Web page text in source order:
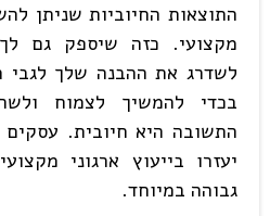
התוצאות החיוביות שניתן
מקצועי. כזה שיספק גם לך
לשדרג את ההבנה שלך לגבי
בכדי להמשיך לצמוח
התשובה היא חיובית. עסקים
יעזרו בייעוץ ארגוני
גבוהה במיוחד.